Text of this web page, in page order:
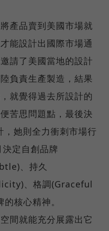
產品賣到美國市場就
能設計出國際市場通
請了美國當地的設計
負責生產製造，結果
就覺得過去所設計的
苦思問題點，最後決
她則全力衝刺市場行
定自創品牌
、持久
、格調(Graceful
核心精神。
間就能充分展露出它